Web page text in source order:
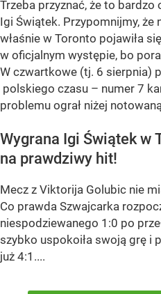
Trzeba przyznać, że to
Igi Świątek. Przypomnijmy,
właśnie w Toronto pojawiła
w oficjalnym występie, bo
W czwartkowe (tj. 6 sierpnia)
polskiego czasu – numer 7
problemu ograł niżej
Wygrana Igi Świątek w
na prawdziwy hit!
Mecz z Viktorija Golubic nie
Co prawda Szwajcarka
niespodziewanego 1:0 po
szybko uspokoiła swoją grę i
już 4:1....